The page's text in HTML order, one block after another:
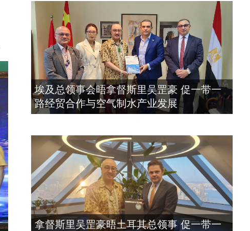
埃及总领事会晤拿督斯里吴罡豪 促一带一
路经贸合作与空气制水产业发展
拿督斯里吴罡豪晤土耳其总领事 促一带一